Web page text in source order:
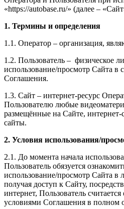
«https://autobase.ru/» (далее –
1. Термины и определения
1.1. Оператор – организация,
1.2. Пользователь – физическое
использование/просмотр Сайта в
Соглашения.
1.3. Сайт – интернет-ресурс
Пользователю любые
размещённые на Сайте,
сайты.
2. Условия использования/
2.1. До момента начала
Пользователь обязуется
использование/просмотр Сайта в
получая доступ к Сайту,
интернет, Пользователь
условиями Соглашения в полном